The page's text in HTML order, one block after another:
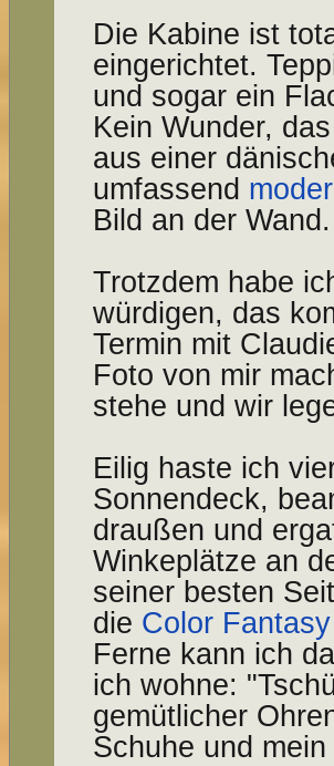
Die Kabine ist
eingerichtet.
und sogar ein
Kein Wunder,
aus einer
umfassend
Bild an der Wand.
Trotzdem habe
würdigen, das
Termin mit
Foto von mir
stehe und wir
Eilig haste ich
Sonnendeck,
draußen und
Winkeplätze an
seiner besten
die Color Fantasy
Ferne kann ich
ich wohne:
gemütlicher
Schuhe und